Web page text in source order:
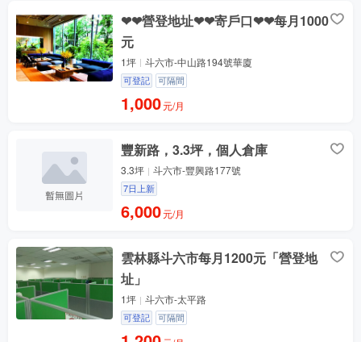
❤❤營登地址❤❤寄戶口❤❤每月1000
元
1坪 斗六市-中山路194號華廈
可登記 可隔間
1,000元/月
豐新路，3.3坪，個人倉庫
3.3坪 斗六市-豐興路177號
7日上新
6,000元/月
雲林縣斗六市每月1200元「營登地
址」
1坪 斗六市-太平路
可登記 可隔間